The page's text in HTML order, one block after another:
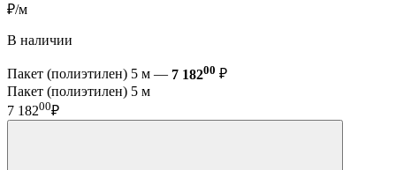
₽/м
В наличии
Пакет (полиэтилен) 5 м — 7 18200 ₽
Пакет (полиэтилен) 5 м
7 18200₽